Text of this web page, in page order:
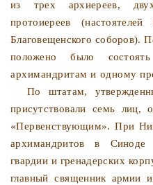
из трех архиереев,
протоиереев (на­
Благовещенского собо­ров).
положено было
архимандритам и одному
По штатам,
присут­ствовали семь лиц,
«Первен­ствующим». При
архиманд­ритов в Синоде
гвардии и грена­дерских
главный священ­ник армии